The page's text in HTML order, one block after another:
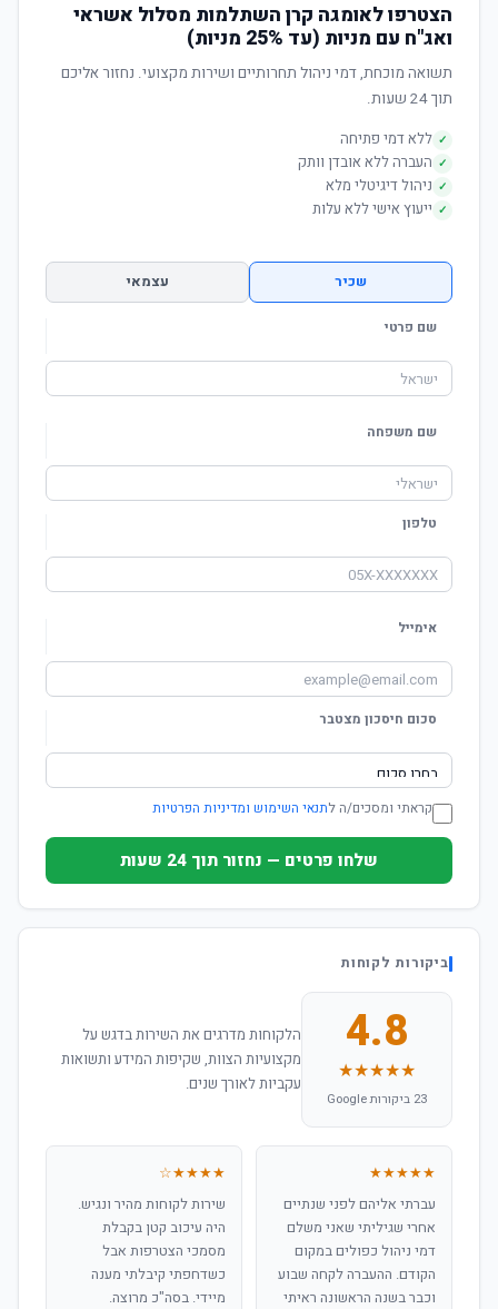
הצטרפו לאומגה קרן השתלמות מסלול אשראי
ואג"ח עם מניות (עד 25% מניות)
תשואה מוכחת, דמי ניהול תחרותיים ושירות מקצועי. נחזור אליכם
תוך 24 שעות.
✓ ללא דמי פתיחה
✓ העברה ללא אובדן וותק
✓ ניהול דיגיטלי מלא
✓ ייעוץ אישי ללא עלות
שכיר עצמאי
שם פרטי
שם משפחה
טלפון
אימייל
סכום חיסכון מצטבר
קראתי ומסכים/ה לתנאי השימוש ומדיניות הפרטיות
שלחו פרטים — נחזור תוך 24 שעות
ביקורות לקוחות
4.8
★★★★★
23 ביקורות Google
הלקוחות מדרגים את השירות בדגש על
מקצועיות הצוות, שקיפות המידע ותשואות
עקביות לאורך שנים.
★★★★★
עברתי אליהם לפני שנתיים
אחרי שגיליתי שאני משלם
דמי ניהול כפולים במקום
הקודם. ההעברה לקחה שבוע
וכבר בשנה הראשונה ראיתי
★★★★☆
שירות לקוחות מהיר ונגיש.
היה עיכוב קטן בקבלת
מסמכי הצטרפות אבל
כשדחפתי קיבלתי מענה
מיידי. בסה"כ מרוצה.